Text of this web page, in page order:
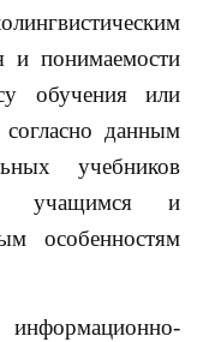
и понимаемости
обучения или
согласно данным
учебников
учащимся и
особенностям